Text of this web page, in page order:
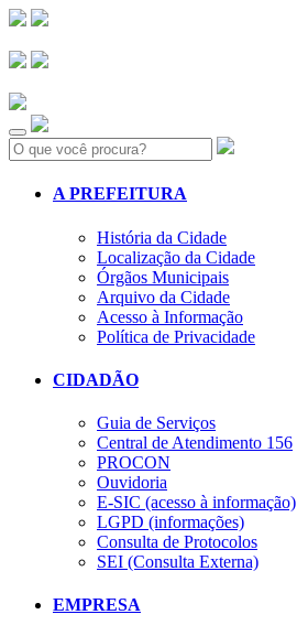
Search:
A PREFEITURA
História da Cidade
Localização da Cidade
Órgãos Municipais
Arquivo da Cidade
Acesso à Informação
Política de Privacidade
CIDADÃO
Guia de Serviços
Central de Atendimento 156
PROCON
Ouvidoria
E-SIC (acesso à informação)
LGPD (informações)
Consulta de Protocolos
SEI (Consulta Externa)
EMPRESA